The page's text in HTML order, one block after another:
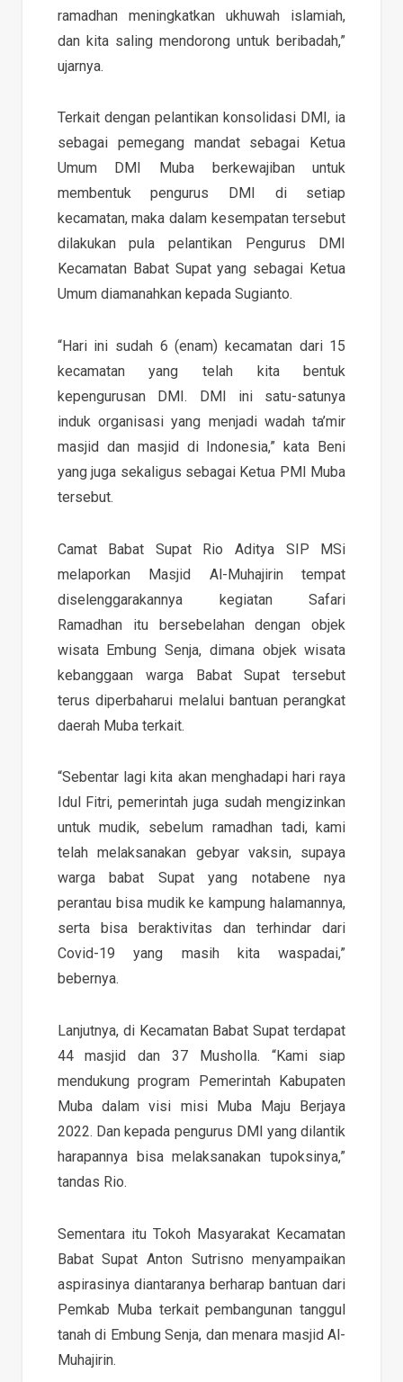
ramadhan meningkatkan ukhuwah islamiah,
dan kita saling mendorong untuk beribadah,”
ujarnya.
Terkait dengan pelantikan konsolidasi DMI, ia
sebagai pemegang mandat sebagai Ketua
Umum DMI Muba berkewajiban untuk
membentuk pengurus DMI di setiap
kecamatan, maka dalam kesempatan tersebut
dilakukan pula pelantikan Pengurus DMI
Kecamatan Babat Supat yang sebagai Ketua
Umum diamanahkan kepada Sugianto.
“Hari ini sudah 6 (enam) kecamatan dari 15
kecamatan yang telah kita bentuk
kepengurusan DMI. DMI ini satu-satunya
induk organisasi yang menjadi wadah ta’mir
masjid dan masjid di Indonesia,” kata Beni
yang juga sekaligus sebagai Ketua PMI Muba
tersebut.
Camat Babat Supat Rio Aditya SIP MSi
melaporkan Masjid Al-Muhajirin tempat
diselenggarakannya kegiatan Safari
Ramadhan itu bersebelahan dengan objek
wisata Embung Senja, dimana objek wisata
kebanggaan warga Babat Supat tersebut
terus diperbaharui melalui bantuan perangkat
daerah Muba terkait.
“Sebentar lagi kita akan menghadapi hari raya
Idul Fitri, pemerintah juga sudah mengizinkan
untuk mudik, sebelum ramadhan tadi, kami
telah melaksanakan gebyar vaksin, supaya
warga babat Supat yang notabene nya
perantau bisa mudik ke kampung halamannya,
serta bisa beraktivitas dan terhindar dari
Covid-19 yang masih kita waspadai,”
bebernya.
Lanjutnya, di Kecamatan Babat Supat terdapat
44 masjid dan 37 Musholla. “Kami siap
mendukung program Pemerintah Kabupaten
Muba dalam visi misi Muba Maju Berjaya
2022. Dan kepada pengurus DMI yang dilantik
harapannya bisa melaksanakan tupoksinya,”
tandas Rio.
Sementara itu Tokoh Masyarakat Kecamatan
Babat Supat Anton Sutrisno menyampaikan
aspirasinya diantaranya berharap bantuan dari
Pemkab Muba terkait pembangunan tanggul
tanah di Embung Senja, dan menara masjid Al-
Muhajirin.